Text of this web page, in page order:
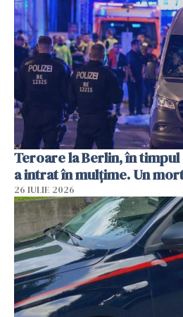
Teroare la Berlin, în
a intrat în mulțime. Un
26 IULIE 2026